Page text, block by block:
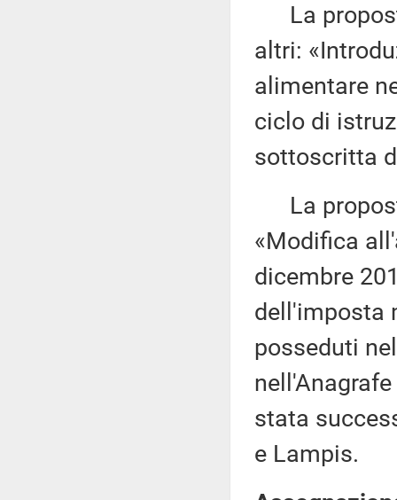
La
altri:
alimentare
ciclo di
sottoscritta
La
«Modifica
dicembre
dell'imposta
posseduti
stata
e Lampis.